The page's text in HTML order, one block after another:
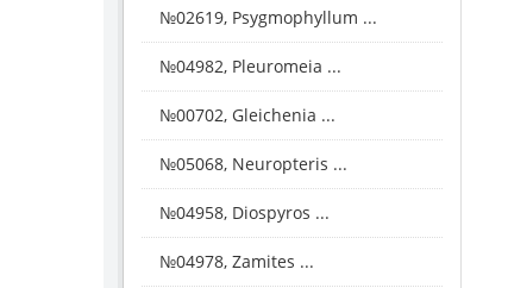
№02619, Psygmophyllum ...
№04982, Pleuromeia ...
№00702, Gleichenia ...
№05068, Neuropteris ...
№04958, Diospyros ...
№04978, Zamites ...